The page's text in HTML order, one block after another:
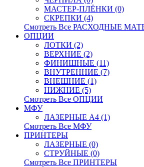
МАСТЕР-ПЛЁНКИ (0)
СКРЕПКИ (4)
Смотреть Все РАСХОДНЫЕ
ОПЦИИ
ЛОТКИ (2)
ВЕРХНИЕ (2)
ФИНИШНЫЕ (11)
ВНУТРЕННИЕ (7)
ВНЕШНИЕ (1)
НИЖНИЕ (5)
Смотреть Все ОПЦИИ
МФУ
ЛАЗЕРНЫЕ A4 (1)
Смотреть Все МФУ
ПРИНТЕРЫ
ЛАЗЕРНЫЕ (0)
СТРУЙНЫЕ (0)
Смотреть Все ПРИНТЕРЫ